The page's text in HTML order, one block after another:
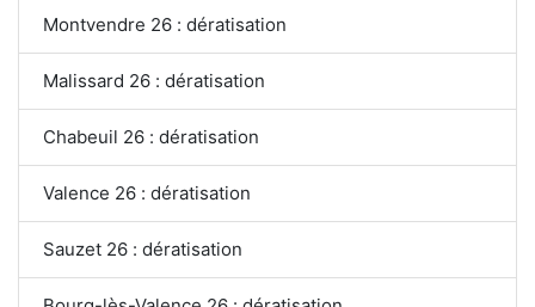
Montvendre 26 : dératisation
Malissard 26 : dératisation
Chabeuil 26 : dératisation
Valence 26 : dératisation
Sauzet 26 : dératisation